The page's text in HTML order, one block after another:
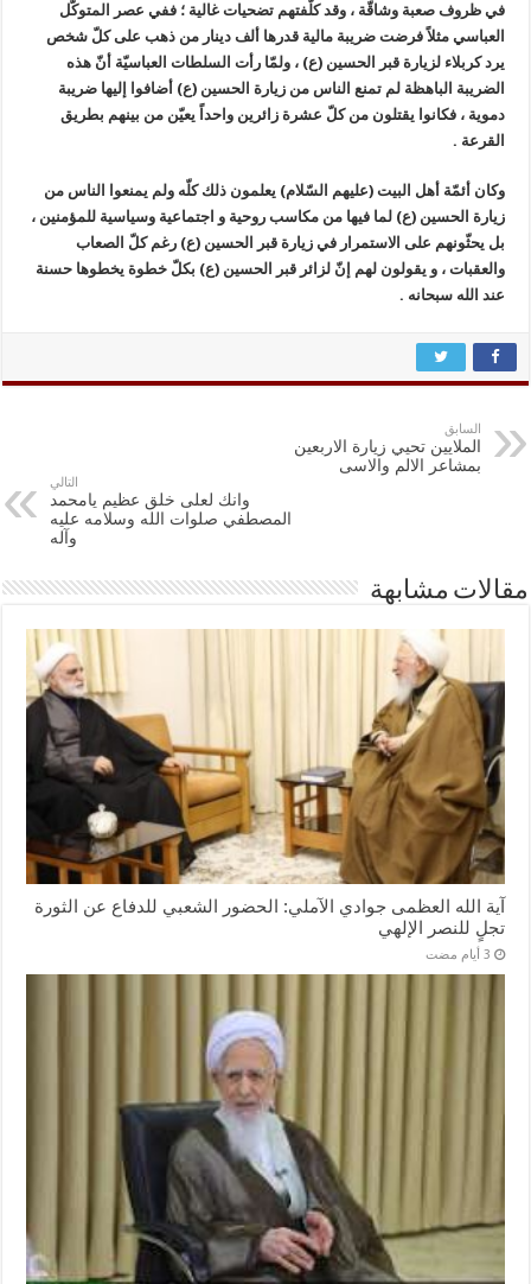
في ظروف صعبة وشاقّة ، وقد كلّفتهم تضحيات غالية ؛ ففي عصر المتوكّل
العباسي مثلاً فرضت ضريبة مالية قدرها ألف دينار من ذهب على كلّ شخص
يرد كربلاء لزيارة قبر الحسين (ع) ، ولمّا رأت السلطات العباسيّة أنّ هذه
الضريبة الباهظة لم تمنع الناس من زيارة الحسين (ع) أضافوا إليها ضريبة
دموية ، فكانوا يقتلون من كلّ عشرة زائرين واحداً يعيّن من بينهم بطريق
القرعة .
وكان أئمّة أهل البيت (عليهم السّلام) يعلمون ذلك كلّه ولم يمنعوا الناس من
زيارة الحسين (ع) لما فيها من مكاسب روحية و اجتماعية وسياسية للمؤمنين ،
بل يحثّونهم على الاستمرار في زيارة قبر الحسين (ع) رغم كلّ الصعاب
والعقبات ، و يقولون لهم إنّ لزائر قبر الحسين (ع) بكلّ خطوة يخطوها حسنة
عند الله سبحانه .
السابق
الملايين تحيي زيارة الاربعين
بمشاعر الالم والاسى
التالي
وانك لعلى خلق عظيم يامحمد
المصطفي صلوات الله وسلامه عليه
وآله
مقالات مشابهة
آية الله العظمى جوادي الآملي: الحضور الشعبي للدفاع عن الثورة
تجلٍ للنصر الإلهي